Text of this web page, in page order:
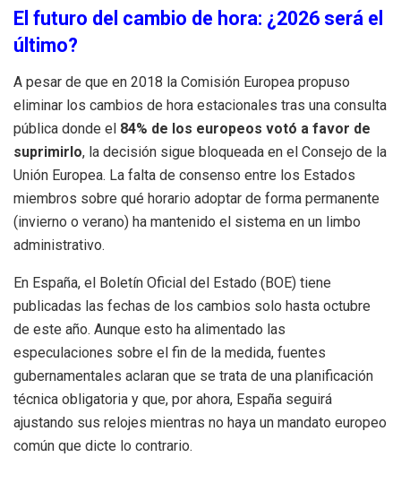
El futuro del cambio de hora: ¿2026 será el
último?
A pesar de que en 2018 la Comisión Europea propuso
eliminar los cambios de hora estacionales tras una consulta
pública donde el 84% de los europeos votó a favor de
suprimirlo, la decisión sigue bloqueada en el Consejo de la
Unión Europea. La falta de consenso entre los Estados
miembros sobre qué horario adoptar de forma permanente
(invierno o verano) ha mantenido el sistema en un limbo
administrativo.
En España, el Boletín Oficial del Estado (BOE) tiene
publicadas las fechas de los cambios solo hasta octubre
de este año. Aunque esto ha alimentado las
especulaciones sobre el fin de la medida, fuentes
gubernamentales aclaran que se trata de una planificación
técnica obligatoria y que, por ahora, España seguirá
ajustando sus relojes mientras no haya un mandato europeo
común que dicte lo contrario.